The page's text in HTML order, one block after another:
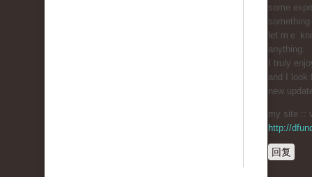
some
let mｅ
anything.
I truly
and I look
new
my site ::
http://
回复